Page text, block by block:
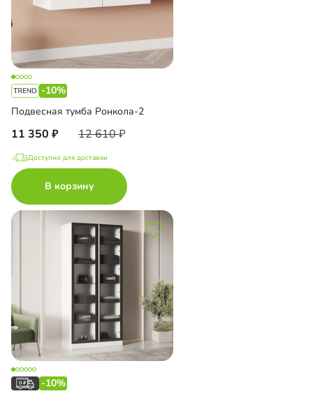
-10%
Подвесная тумба Ронкола-2
11 350 12 610
Доступно для доставки
В корзину
-10%